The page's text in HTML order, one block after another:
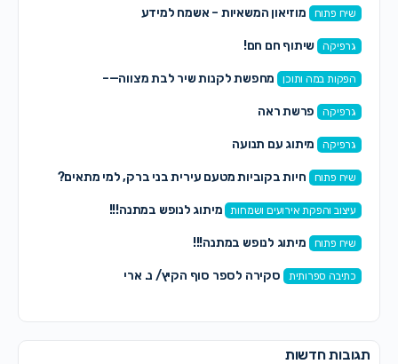
שיח פתוח מוזיאון המשאיות – אשמח למידע
גרפיקה שיתוף חם חם!
הפקות במה ותוכן מחפשת לקנות שיר לבת מצווה—–
גרפיקה פרשת ראה
גרפיקה מיתוג עם תנועה
שיח פתוח חיות בקוביות מטעם עירית בני ברק, למי מתאים?
עיצוב והפקת אירועים ושמחות מיתוג לנופש במתנה!!!
שיח פתוח מיתוג לנופש במתנה!!!
כתיבה ספרותית סקירה לספר סוף הקיץ/ נ. ארי
תגובות חדשות